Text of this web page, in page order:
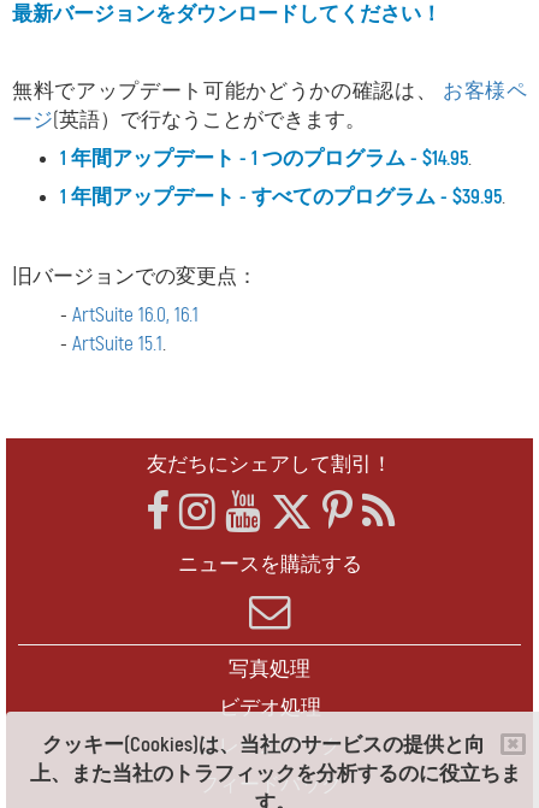
クッキー(Cookies)は、当社のサービスの提供と向
上、また当社のトラフィックを分析するのに役立ちま
す。
最新バージョンをダウンロードしてください！
無料でアップデート可能かどうかの確認は、 お客様ペ
ージ(英語）で行なうことができます。
1 年間アップデート - 1 つのプログラム - $14.95.
1 年間アップデート - すべてのプログラム - $39.95.
旧バージョンでの変更点：
- ArtSuite 16.0, 16.1
- ArtSuite 15.1.
友だちにシェアして割引！
ニュースを購読する
写真処理
ビデオ処理
フレームパック
フィードバック